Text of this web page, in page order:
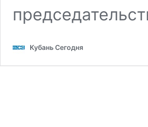
Кубань Сегодня